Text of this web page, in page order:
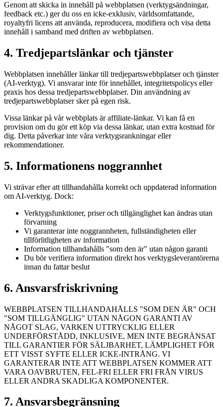
Genom att skicka in innehåll på webbplatsen (verktygsändningar,
feedback etc.) ger du oss en icke-exklusiv, världsomfattande,
royaltyfri licens att använda, reproducera, modifiera och visa detta
innehåll i samband med driften av webbplatsen.
4. Tredjepartslänkar och tjänster
Webbplatsen innehåller länkar till tredjepartswebbplatser och tjänster
(AI-verktyg). Vi ansvarar inte för innehållet, integritetspolicys eller
praxis hos dessa tredjepartswebbplatser. Din användning av
tredjepartswebbplatser sker på egen risk.
Vissa länkar på vår webbplats är affiliate-länkar. Vi kan få en
provision om du gör ett köp via dessa länkar, utan extra kostnad för
dig. Detta påverkar inte våra verktygsrankningar eller
rekommendationer.
5. Informationens noggrannhet
Vi strävar efter att tillhandahålla korrekt och uppdaterad information
om AI-verktyg. Dock:
Verktygsfunktioner, priser och tillgänglighet kan ändras utan
förvarning
Vi garanterar inte noggrannheten, fullständigheten eller
tillförlitligheten av information
Information tillhandahålls "som den är" utan någon garanti
Du bör verifiera information direkt hos verktygsleverantörerna
innan du fattar beslut
6. Ansvarsfriskrivning
WEBBPLATSEN TILLHANDAHÅLLS "SOM DEN ÄR" OCH
"SOM TILLGÄNGLIG" UTAN NÅGON GARANTI AV
NÅGOT SLAG, VARKEN UTTRYCKLIG ELLER
UNDERFÖRSTÅDD, INKLUSIVE, MEN INTE BEGRÄNSAT
TILL GARANTIER FÖR SÄLJBARHET, LÄMPLIGHET FÖR
ETT VISST SYFTE ELLER ICKE-INTRÅNG. VI
GARANTERAR INTE ATT WEBBPLATSEN KOMMER ATT
VARA OAVBRUTEN, FEL-FRI ELLER FRI FRÅN VIRUS
ELLER ANDRA SKADLIGA KOMPONENTER.
7. Ansvarsbegränsning